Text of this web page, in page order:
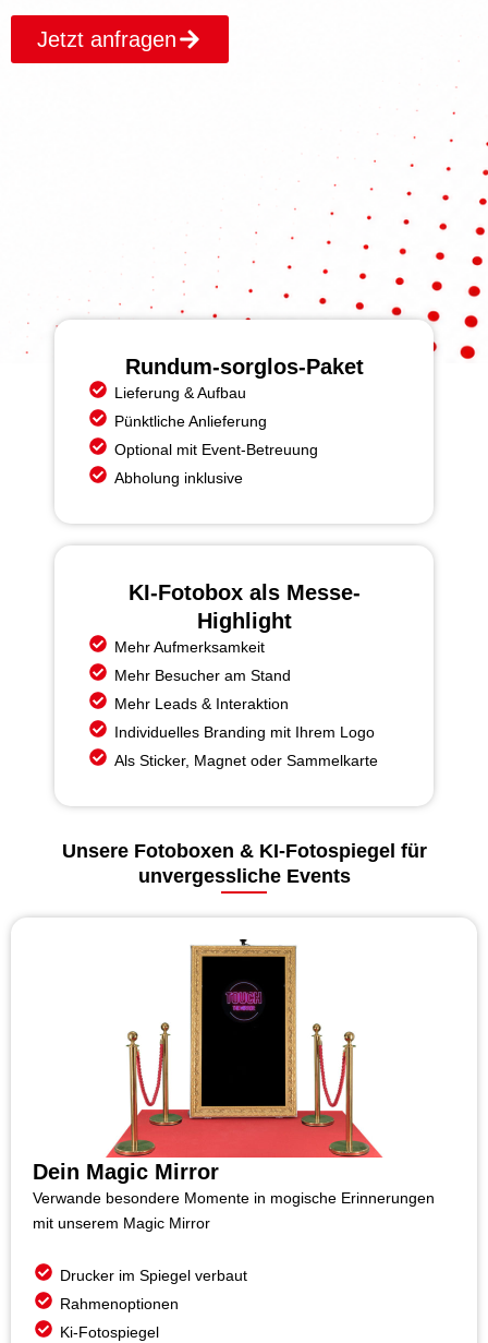
Jetzt anfragen
Rundum-sorglos-Paket
Lieferung & Aufbau
Pünktliche Anlieferung
Optional mit Event-Betreuung
Abholung inklusive
KI-Fotobox als Messe-
Highlight
Mehr Aufmerksamkeit
Mehr Besucher am Stand
Mehr Leads & Interaktion
Individuelles Branding mit Ihrem Logo
Als Sticker, Magnet oder Sammelkarte
Unsere Fotoboxen & KI-Fotospiegel für
unvergessliche Events
Dein Magic Mirror
Verwande besondere Momente in mogische Erinnerungen
mit unserem Magic Mirror
Drucker im Spiegel verbaut
Rahmenoptionen
Ki-Fotospiegel